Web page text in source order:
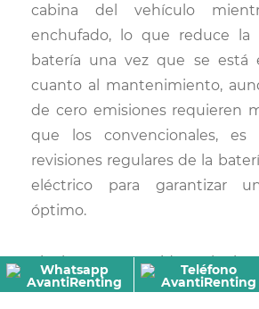
cabina del vehículo
enchufado, lo que reduce la
batería una vez que se está
cuanto al mantenimiento,
de cero emisiones requieren
que los convencionales, es
revisiones regulares de la
eléctrico para garantizar
óptimo.
Finalmente, considerar la
cargador doméstico puede